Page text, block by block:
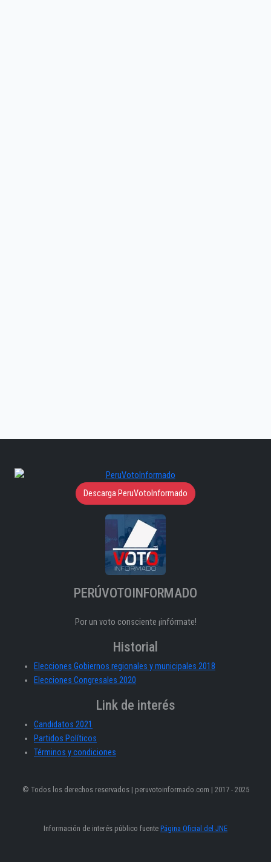
Descarga PeruVotoInformado
PERÚVOTOINFORMADO
Por un voto consciente ¡infórmate!
Historial
Elecciones Gobiernos regionales y municipales 2018
Elecciones Congresales 2020
Link de interés
Candidatos 2021
Partidos Políticos
Términos y condiciones
© Todos los derechos reservados | peruvotoinformado.com | 2017 - 2025
Información de interés público fuente Página Oficial del JNE